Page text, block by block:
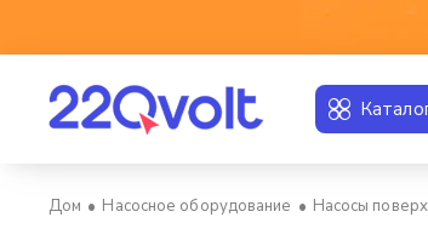
Насосное оборудование Насосы